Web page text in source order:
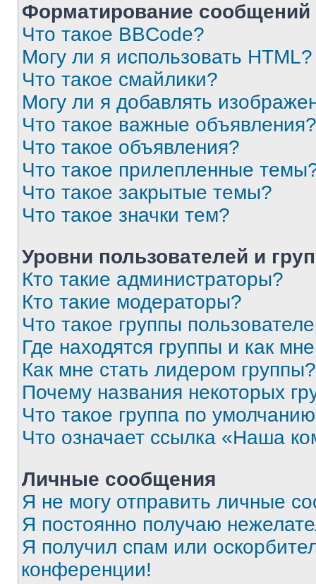
Форматирование
Что такое BBCode?
Могу ли я использовать HTML?
Что такое смайлики?
Могу ли я добавлять
Что такое важные объявления?
Что такое объявления?
Что такое прилепленные
Что такое закрытые темы?
Что такое значки тем?
Уровни пользователей и
Кто такие администраторы?
Кто такие модераторы?
Что такое группы
Где находятся группы и как
Как мне стать лидером группы?
Почему названия некоторых
Что такое группа по
Что означает ссылка «Наша
Личные сообщения
Я не могу отправить личные
Я постоянно получаю
Я получил спам или
конференции!